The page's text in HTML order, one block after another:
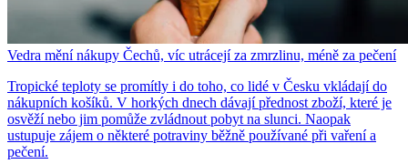
Vedra mění nákupy Čechů, víc utrácejí za zmrzlinu, méně za pečení
Tropické teploty se promítly i do toho, co lidé v Česku vkládají do
nákupních košíků. V horkých dnech dávají přednost zboží, které je
osvěží nebo jim pomůže zvládnout pobyt na slunci. Naopak
ustupuje zájem o některé potraviny běžně používané při vaření a
pečení.